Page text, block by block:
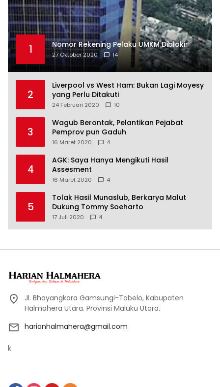
1 Nomor Rekening Pelaku UMKM Diblokir
27 Oktober 2020 14
2
Liverpool vs West Ham: Bukan Lagi Moyesy
yang Perlu Ditakuti
24 Februari 2020 10
3
Wagub Berontak, Pelantikan Pejabat
Pemprov pun Gaduh
16 Maret 2020 4
4
AGK: Saya Hanya Mengikuti Hasil
Assesment
16 Maret 2020 4
5
Tolak Hasil Munaslub, Berkarya Malut
Dukung Tommy Soeharto
17 Juli 2020 4
Jl. Bhayangkara Gamsungi-Tobelo, Kabupaten
Halmahera Utara. Provinsi Maluku Utara.
harianhalmahera@gmail.com
k